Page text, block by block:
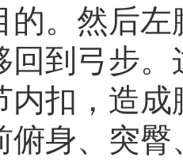
的。然后
回到弓步
内扣，造
俯身、突